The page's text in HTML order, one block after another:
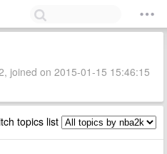
joined on 2015-01-15 15:46:15
topics list